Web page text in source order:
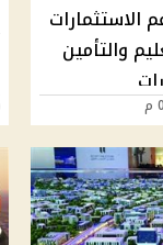
الاستثمارات
والتأمين